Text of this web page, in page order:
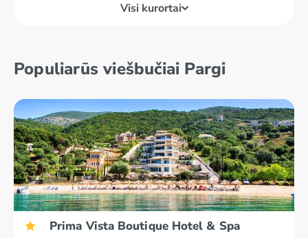
Visi kurortai
Nikolaosas
Heraklionas
Retimnas
Populiarūs viešbučiai Pargi
Prima Vista Boutique Hotel & Spa